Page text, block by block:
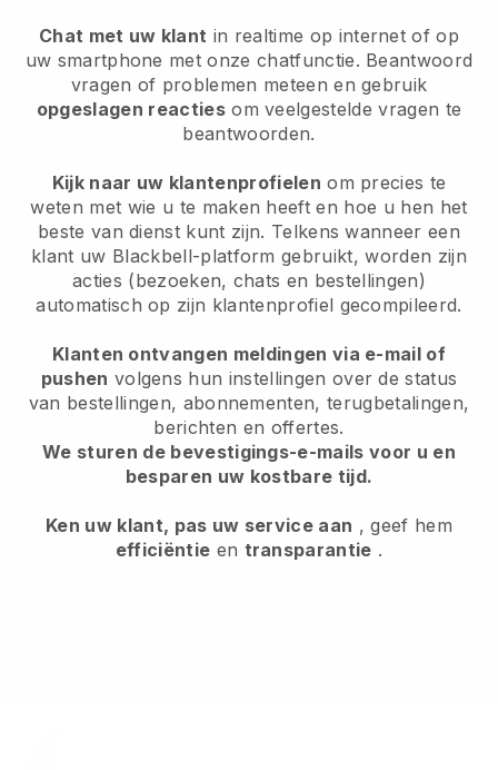
Chat met uw klant in realtime op internet of op
uw smartphone met onze chatfunctie. Beantwoord
vragen of problemen meteen en gebruik
opgeslagen reactiesom veelgestelde vragen te
beantwoorden.
Kijk naar uw klantenprofielen om precies te
weten met wie u te maken heeft en hoe u hen het
beste van dienst kunt zijn. Telkens wanneer een
klant uw Blackbell-platform gebruikt, worden zijn
acties (bezoeken, chats en bestellingen)
automatisch op zijn klantenprofiel gecompileerd.
Klanten ontvangen meldingen via e-mail of
pushen volgens hun instellingen over de status
van bestellingen, abonnementen, terugbetalingen,
berichten en offertes.
We sturen de bevestigings-e-mails voor u en
besparen uw kostbare tijd.
Ken uw klant, pas uw service aan , geef hem
efficiëntie en transparantie .